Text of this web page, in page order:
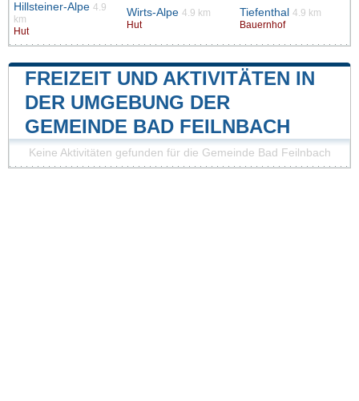
Hillsteiner-Alpe 4.9
km
Hut
Wirts-Alpe 4.9 km
Hut
Tiefenthal 4.9 km
Bauernhof
FREIZEIT UND AKTIVITÄTEN IN
DER UMGEBUNG DER
GEMEINDE BAD FEILNBACH
Keine Aktivitäten gefunden für die Gemeinde Bad Feilnbach